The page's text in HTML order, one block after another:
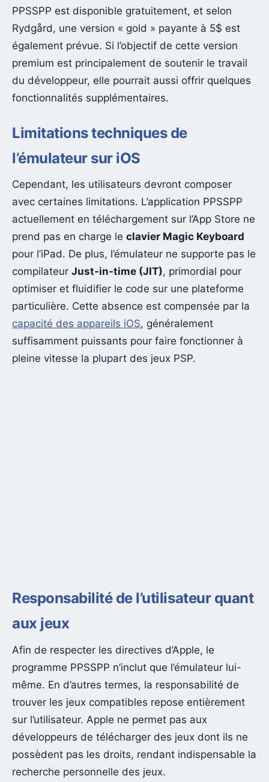
PPSSPP est disponible gratuitement, et selon
Rydgård, une version « gold » payante à 5$ est
également prévue. Si l’objectif de cette version
premium est principalement de soutenir le travail
du développeur, elle pourrait aussi offrir quelques
fonctionnalités supplémentaires.
Limitations techniques de
l’émulateur sur iOS
Cependant, les utilisateurs devront composer
avec certaines limitations. L’application PPSSPP
actuellement en téléchargement sur l’App Store ne
prend pas en charge le clavier Magic Keyboard
pour l’iPad. De plus, l’émulateur ne supporte pas le
compilateur Just-in-time (JIT), primordial pour
optimiser et fluidifier le code sur une plateforme
particulière. Cette absence est compensée par la
capacité des appareils iOS, généralement
suffisamment puissants pour faire fonctionner à
pleine vitesse la plupart des jeux PSP.
Responsabilité de l’utilisateur quant
aux jeux
Afin de respecter les directives d’Apple, le
programme PPSSPP n’inclut que l’émulateur lui-
même. En d’autres termes, la responsabilité de
trouver les jeux compatibles repose entièrement
sur l’utilisateur. Apple ne permet pas aux
développeurs de télécharger des jeux dont ils ne
possèdent pas les droits, rendant indispensable la
recherche personnelle des jeux.